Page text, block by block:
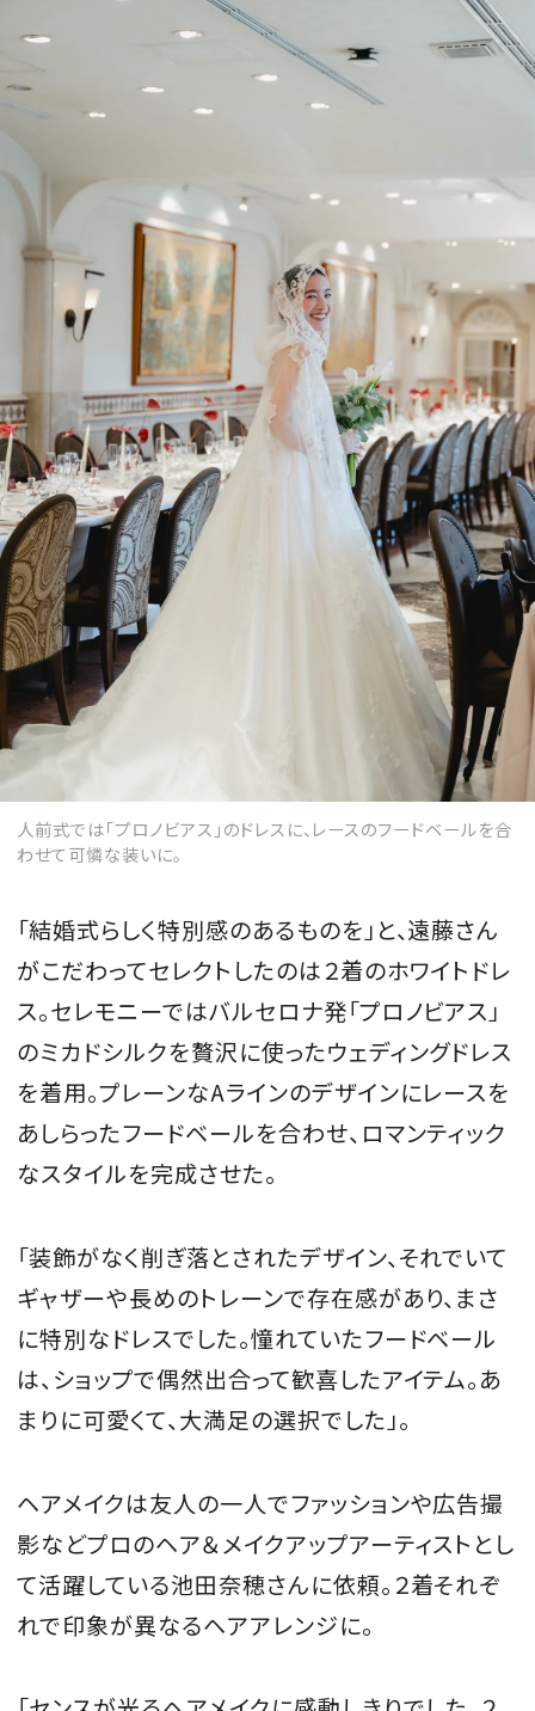
人前式では「プロノビアス」のドレスに、レースのフードベールを合
わせて可憐な装いに。
「結婚式らしく特別感のあるものを」と、遠藤さん
がこだわってセレクトしたのは２着のホワイトドレ
ス。セレモニーではバルセロナ発「プロノビアス」
のミカドシルクを贅沢に使ったウェディングドレス
を着用。プレーンなAラインのデザインにレースを
あしらったフードベールを合わせ、ロマンティック
なスタイルを完成させた。
「装飾がなく削ぎ落とされたデザイン、それでいて
ギャザーや長めのトレーンで存在感があり、まさ
に特別なドレスでした。憧れていたフードベール
は、ショップで偶然出合って歓喜したアイテム。あ
まりに可愛くて、大満足の選択でした」。
ヘアメイクは友人の一人でファッションや広告撮
影などプロのヘア＆メイクアップアーティストとし
て活躍している池田奈穂さんに依頼。２着それぞ
れで印象が異なるヘアアレンジに。